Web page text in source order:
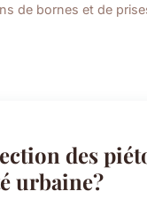
de bornes et de
des
urbaine?